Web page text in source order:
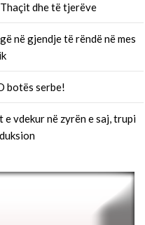
dhe të tjerëve
në gjendje të rëndë në mes
botës serbe!
vdekur në zyrën e saj, trupi